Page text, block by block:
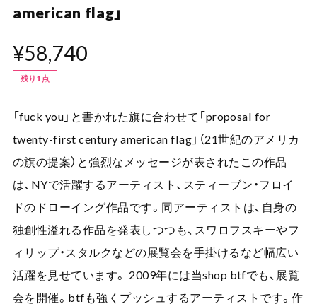
american flag」
¥58,740
残り1点
「fuck you」と書かれた旗に合わせて「proposal for
twenty-first century american flag」（21世紀のアメリカ
の旗の提案）と強烈なメッセージが表されたこの作品
は、NYで活躍するアーティスト、スティーブン・フロイ
ドのドローイング作品です。同アーティストは、自身の
独創性溢れる作品を発表しつつも、スワロフスキーやフ
ィリップ・スタルクなどの展覧会を手掛けるなど幅広い
活躍を見せています。 2009年には当shop btfでも、展覧
会を開催。btfも強くプッシュするアーティストです。作